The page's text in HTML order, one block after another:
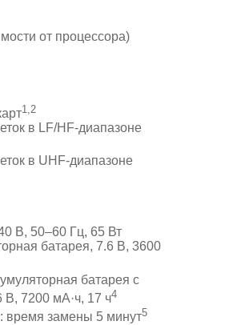
от процессора)
1,2
в LF/HF-диапазоне
в UHF-диапазоне
В, 50–60 Гц, 65 Вт
батарея, 7.6 В, 3600
батарея с
7200 мА·ч, 17 ч4
время замены 5 минут5